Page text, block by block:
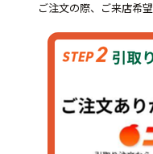
ご注文の際、ご来店希